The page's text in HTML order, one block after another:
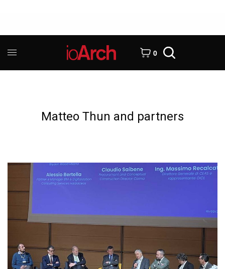
0
Matteo Thun and partners